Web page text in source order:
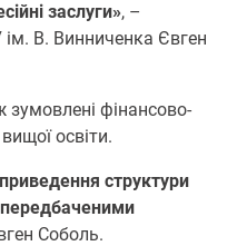
заслуги», –
В. Винниченка Євген
фінансово-
освіти.
структури
передбаченими
Соболь.